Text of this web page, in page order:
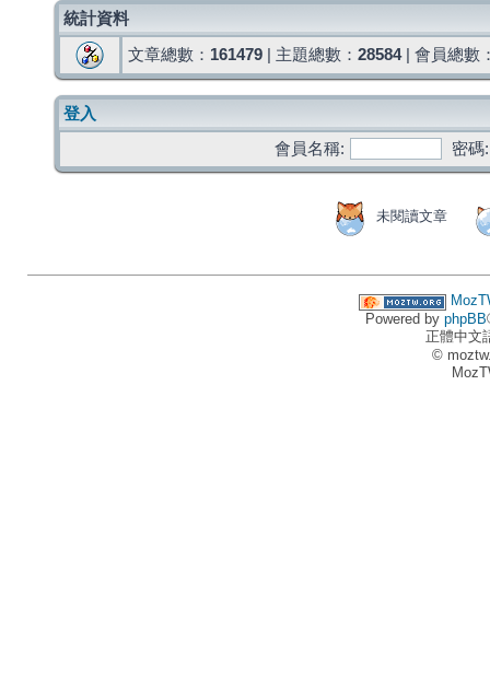
統計資料
文章總數： 161479 | 主題總數： 28584| 會員總數
登入
會員名稱:
密碼:
未閱讀文章
Powered by phpBB
正體中文
©